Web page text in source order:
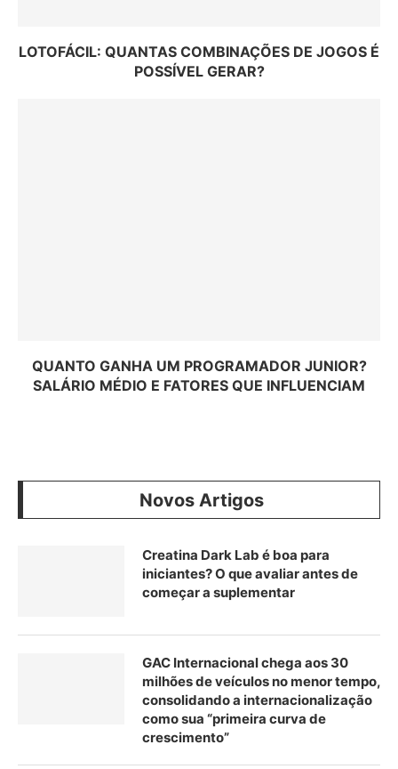
LOTOFÁCIL: QUANTAS COMBINAÇÕES DE JOGOS É
POSSÍVEL GERAR?
QUANTO GANHA UM PROGRAMADOR JUNIOR?
SALÁRIO MÉDIO E FATORES QUE INFLUENCIAM
Novos Artigos
Creatina Dark Lab é boa para
iniciantes? O que avaliar antes de
começar a suplementar
GAC Internacional chega aos 30
milhões de veículos no menor tempo,
consolidando a internacionalização
como sua “primeira curva de
crescimento”